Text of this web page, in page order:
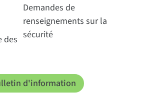
des
Demandes de
renseignements sur la
sécurité
d'information